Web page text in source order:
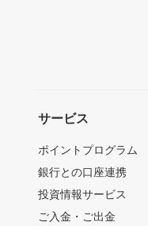
サービス
ポイントプログラム
銀行との口座連携
投資情報サービス
ご入金・ご出金